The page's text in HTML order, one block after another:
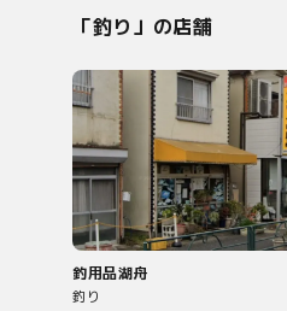
「釣り」の店舗
釣用品湖舟
釣り